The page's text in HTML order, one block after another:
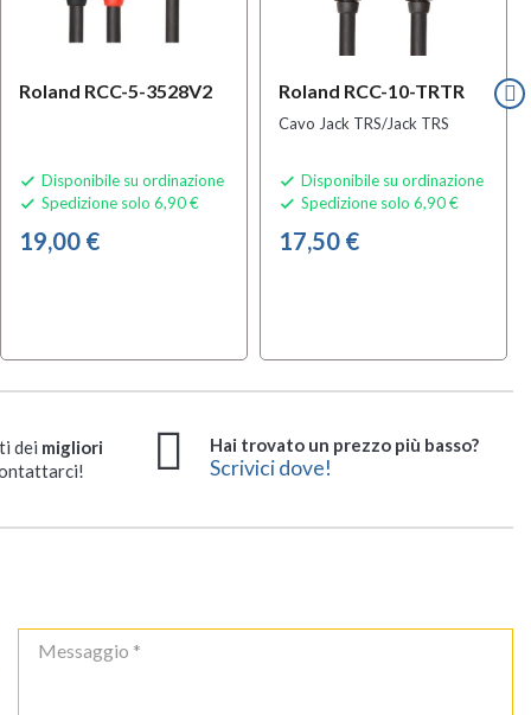
Roland RCC-5-3528V2
 Disponibile su ordinazione
 Spedizione solo 6,90 €
19,00 €
Roland RCC-10-TRTR
Cavo Jack TRS/Jack TRS
 Disponibile su ordinazione
 Spedizione solo 6,90 €
17,50 €
dei migliori
Hai trovato un prezzo più basso?
Scrivici dove!